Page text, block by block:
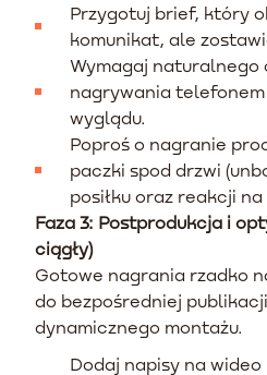
Przygotuj brief, który
komunikat, ale
Wymagaj naturalnego
nagrywania
wyglądu.
Poproś o nagranie
paczki spod drzwi
posiłku oraz reakcji na
Faza 3: Postprodukcja i
ciągły)
Gotowe nagrania rzadko
do bezpośredniej
dynamicznego montażu.
Dodaj napisy na